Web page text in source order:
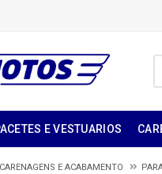
E VESTUARIOS
CARENAGENS E ACABAMENTO